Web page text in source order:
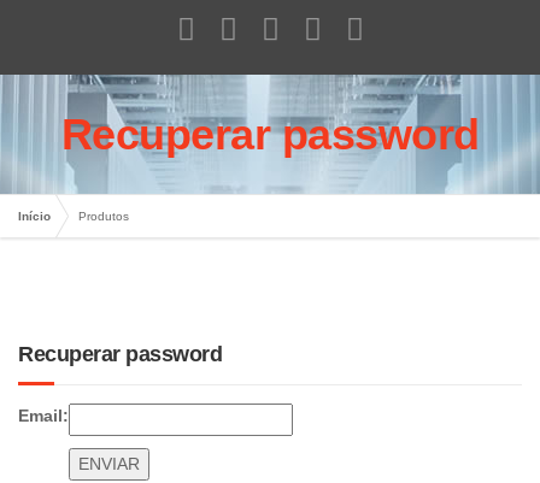
Recuperar password
Início Produtos
Recuperar password
Email: